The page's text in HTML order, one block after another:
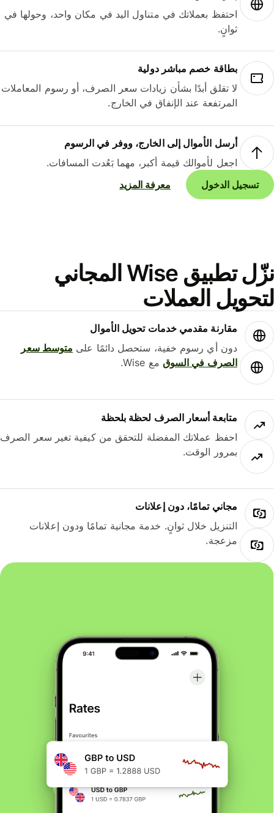
احتفظ بعملاتك في متناول اليد في مكان واحد، وحولها في
ثوانٍ.
بطاقة خصم مباشر دولية
لا تقلق أبدًا بشأن زيادات سعر الصرف، أو رسوم المعاملات
المرتفعة عند الإنفاق في الخارج.
أرسل الأموال إلى الخارج، ووفر في الرسوم
اجعل لأموالك قيمة أكبر، مهما بَعُدت المسافات.
تسجيل الدخول
معرفة المزيد
نزّل تطبيق Wise المجاني
العملات
مقارنة مقدمي خدمات تحويل الأموال
دون أي رسوم خفية، ستحصل دائمًا علىمتوسط ​​سعر
الصرف في السوقمع Wise.
متابعة أسعار الصرف لحظة بلحظة
احفظ عملاتك المفضلة للتحقق من كيفية تغير سعر الصرف
بمرور الوقت.
مجاني تمامًا، دون إعلانات
التنزيل خلال ثوانٍ. خدمة مجانية تمامًا ودون إعلانات
مزعجة.